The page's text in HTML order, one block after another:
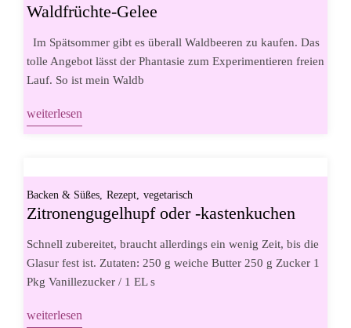
Waldfrüchte-Gelee
Im Spätsommer gibt es überall Waldbeeren zu kaufen. Das
tolle Angebot lässt der Phantasie zum Experimentieren freien
Lauf. So ist mein Waldb
weiterlesen
Backen & Süßes Rezept vegetarisch
Zitronengugelhupf oder -kastenkuchen
Schnell zubereitet, braucht allerdings ein wenig Zeit, bis die
Glasur fest ist. Zutaten: 250 g weiche Butter 250 g Zucker 1
Pkg Vanillezucker / 1 EL s
weiterlesen